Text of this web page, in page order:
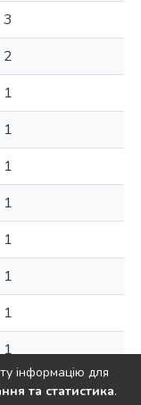
3
2
1
1
1
1
1
1
1
1
інформацію для
та статистика.